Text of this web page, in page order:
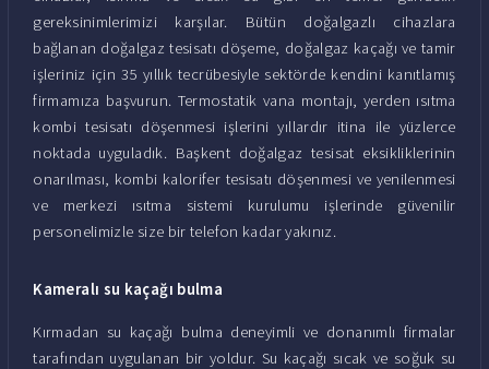
gereksinimlerimizi karşılar. Bütün doğalgazlı cihazlara
bağlanan doğalgaz tesisatı döşeme, doğalgaz kaçağı ve tamir
işleriniz için 35 yıllık tecrübesiyle sektörde kendini kanıtlamış
firmamıza başvurun. Termostatik vana montajı, yerden ısıtma
kombi tesisatı döşenmesi işlerini yıllardır itina ile yüzlerce
noktada uyguladık. Başkent doğalgaz tesisat eksikliklerinin
onarılması, kombi kalorifer tesisatı döşenmesi ve yenilenmesi
ve merkezi ısıtma sistemi kurulumu işlerinde güvenilir
personelimizle size bir telefon kadar yakınız.
Kameralı su kaçağı bulma
Kırmadan su kaçağı bulma deneyimli ve donanımlı firmalar
tarafından uygulanan bir yoldur. Su kaçağı sıcak ve soğuk su